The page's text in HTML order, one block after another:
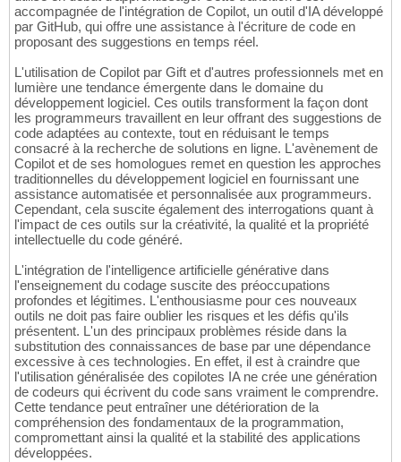
accompagnée de l'intégration de Copilot, un outil d'IA développé
par GitHub, qui offre une assistance à l'écriture de code en
proposant des suggestions en temps réel.
L'utilisation de Copilot par Gift et d'autres professionnels met en
lumière une tendance émergente dans le domaine du
développement logiciel. Ces outils transforment la façon dont
les programmeurs travaillent en leur offrant des suggestions de
code adaptées au contexte, tout en réduisant le temps
consacré à la recherche de solutions en ligne. L'avènement de
Copilot et de ses homologues remet en question les approches
traditionnelles du développement logiciel en fournissant une
assistance automatisée et personnalisée aux programmeurs.
Cependant, cela suscite également des interrogations quant à
l'impact de ces outils sur la créativité, la qualité et la propriété
intellectuelle du code généré.
L'intégration de l'intelligence artificielle générative dans
l'enseignement du codage suscite des préoccupations
profondes et légitimes. L'enthousiasme pour ces nouveaux
outils ne doit pas faire oublier les risques et les défis qu'ils
présentent. L'un des principaux problèmes réside dans la
substitution des connaissances de base par une dépendance
excessive à ces technologies. En effet, il est à craindre que
l'utilisation généralisée des copilotes IA ne crée une génération
de codeurs qui écrivent du code sans vraiment le comprendre.
Cette tendance peut entraîner une détérioration de la
compréhension des fondamentaux de la programmation,
compromettant ainsi la qualité et la stabilité des applications
développées.